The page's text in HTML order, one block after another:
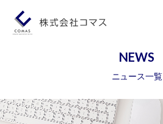
NEWS
ニュース一覧